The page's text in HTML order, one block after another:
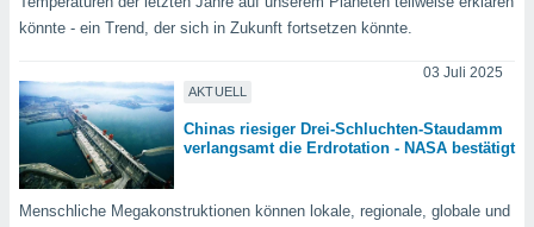
könnte - ein Trend, der sich in Zukunft fortsetzen könnte.
AKTUELL
03 Juli 2025
Chinas riesiger Drei-Schluchten-Staudamm
verlangsamt die Erdrotation - NASA bestätigt
Menschliche Megakonstruktionen können lokale, regionale, globale und